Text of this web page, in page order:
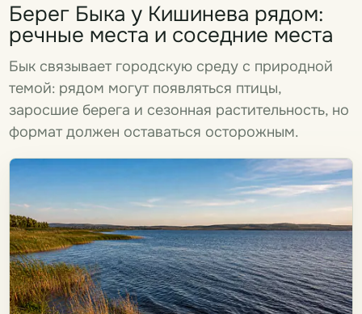
Берег Быка у Кишинева рядом:
речные места и соседние места
Бык связывает городскую среду с природной
темой: рядом могут появляться птицы,
заросшие берега и сезонная растительность, но
формат должен оставаться осторожным.